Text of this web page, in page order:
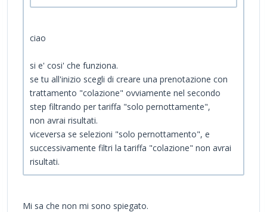
ciao
si e' cosi' che funziona.
se tu all'inizio scegli di creare una prenotazione con
trattamento "colazione" ovviamente nel secondo
step filtrando per tariffa "solo pernottamente",
non avrai risultati.
viceversa se selezioni "solo pernottamento", e
successivamente filtri la tariffa "colazione" non avrai
risultati.
Mi sa che non mi sono spiegato.